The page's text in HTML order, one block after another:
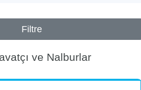
Filtre
ve Nalburlar